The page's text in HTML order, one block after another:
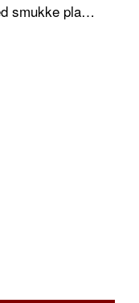
Skab en frodig udendørs oase med smukke plantekrukker og elegante espalier